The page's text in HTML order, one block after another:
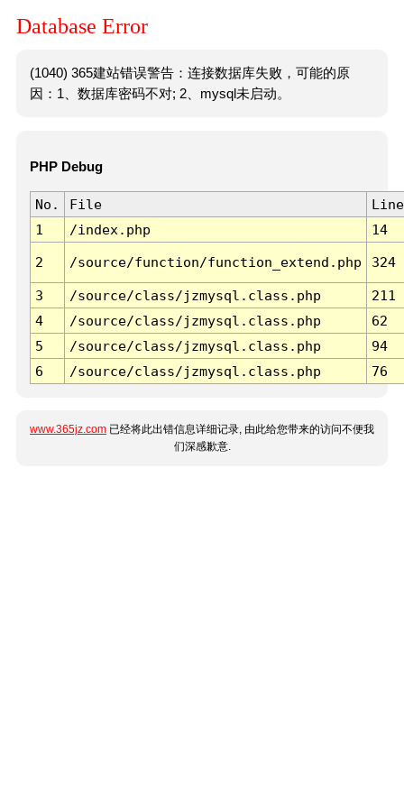
Database Error
(1040) 365建站错误警告：连接数据库失败，可能的原
因：1、数据库密码不对; 2、mysql未启动。
PHP Debug
No. File
Line
1
/index.php 14
2 /source/function/function_extend.php 324
3 /source/class/jzmysql.class.php
211
4
/source/class/jzmysql.class.php
62
5
/source/class/jzmysql.class.php
94
6
/source/class/jzmysql.class.php 76
www.365jz.com 已经将此出错信息详细记录, 由此给您带来的访问不便我
们深感歉意.